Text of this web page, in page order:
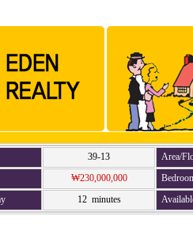
39-13
Area/
₩230,000,000
12 minutes